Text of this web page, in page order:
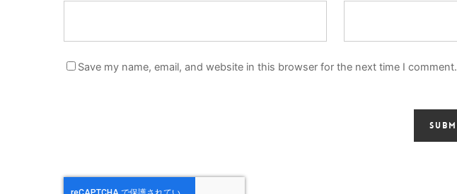
Save my name, email, and website in this browser for the next time I comment.